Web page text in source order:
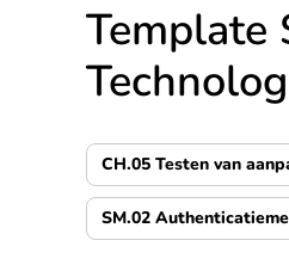
Template
CH.05 Testen van
SM.02